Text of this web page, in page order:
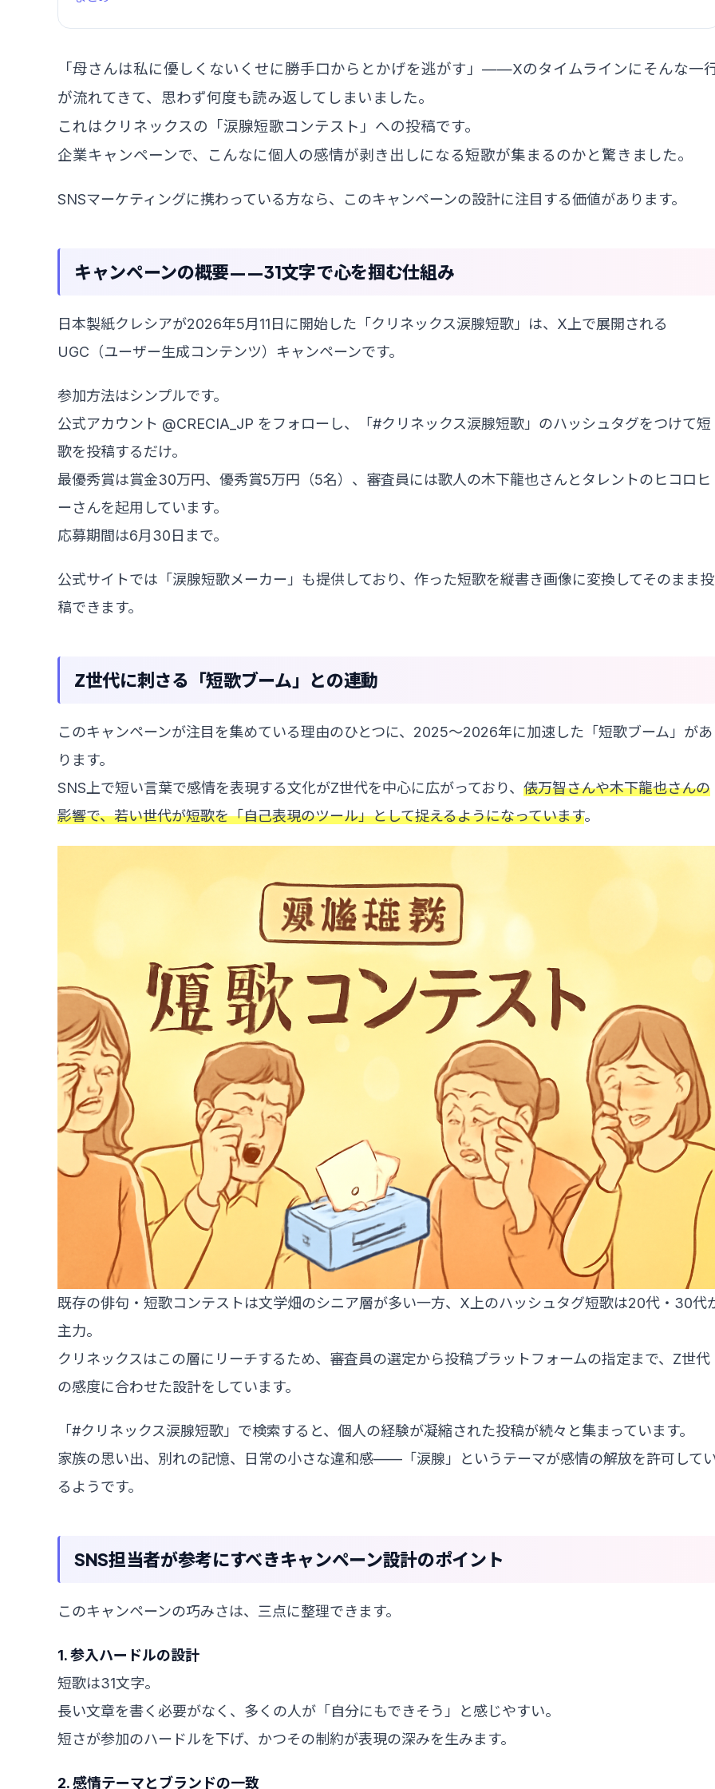
「母さんは私に優しくないくせに勝手口からとかげを逃がす」——Xのタイムラインにそんな一
が流れてきて、思わず何度も読み返してしまいました。
これはクリネックスの「涙腺短歌コンテスト」への投稿です。
企業キャンペーンで、こんなに個人の感情が剥き出しになる短歌が集まるのかと驚きました。
SNSマーケティングに携わっている方なら、このキャンペーンの設計に注目する価値があります。
キャンペーンの概要——31文字で心を掴む仕組み
日本製紙クレシアが2026年5月11日に開始した「クリネックス涙腺短歌」は、X上で展開される
UGC（ユーザー生成コンテンツ）キャンペーンです。
参加方法はシンプルです。
公式アカウント @CRECIA_JP をフォローし、「#クリネックス涙腺短歌」のハッシュタグをつけて短
歌を投稿するだけ。
最優秀賞は賞金30万円、優秀賞5万円（5名）、審査員には歌人の木下龍也さんとタレントのヒコロヒ
ーさんを起用しています。
応募期間は6月30日まで。
公式サイトでは「涙腺短歌メーカー」も提供しており、作った短歌を縦書き画像に変換してそのまま投
稿できます。
Z世代に刺さる「短歌ブーム」との連動
このキャンペーンが注目を集めている理由のひとつに、2025〜2026年に加速した「短歌ブーム」があ
ります。
SNS上で短い言葉で感情を表現する文化がZ世代を中心に広がっており、 俵万智さんや木下龍也さんの
影響で、若い世代が短歌を「自己表現のツール」として捉えるようになっています。
既存の俳句・短歌コンテストは文学畑のシニア層が多い一方、X上のハッシュタグ短歌は20代・30代
主力。
クリネックスはこの層にリーチするため、審査員の選定から投稿プラットフォームの指定まで、Z世代
の感度に合わせた設計をしています。
「#クリネックス涙腺短歌」で検索すると、個人の経験が凝縮された投稿が続々と集まっています。
家族の思い出、別れの記憶、日常の小さな違和感——「涙腺」というテーマが感情の解放を許可して
るようです。
SNS担当者が参考にすべきキャンペーン設計のポイント
このキャンペーンの巧みさは、三点に整理できます。
1. 参入ハードルの設計
短歌は31文字。
長い文章を書く必要がなく、多くの人が「自分にもできそう」と感じやすい。
短さが参加のハードルを下げ、かつその制約が表現の深みを生みます。
2. 感情テーマとブランドの一致